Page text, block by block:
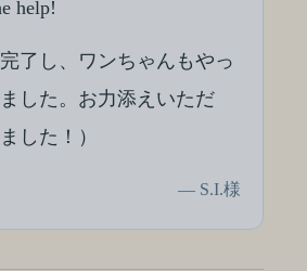
help!
了し、ワンちゃんもやっ
した。お力添えいただ
した！）
— S.I.様